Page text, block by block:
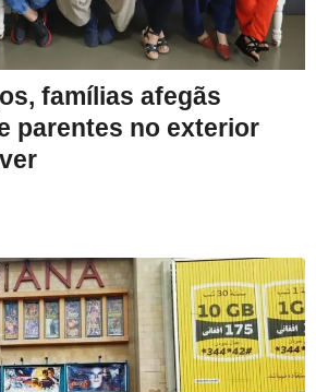
famílias afegãs
parentes no exterior